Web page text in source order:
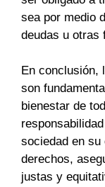
sea por medio
deudas u otras
En conclusión,
son
bienestar de
sociedad en su
derechos,
justas y